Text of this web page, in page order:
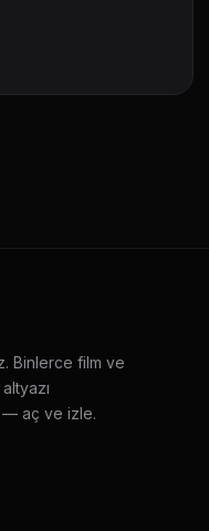
Binlerce film ve
— aç ve izle.